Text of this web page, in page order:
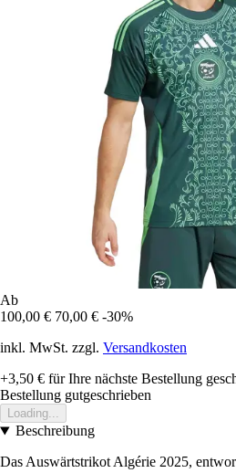
Ab
100,00 € 70,00 € -30%
inkl. MwSt. zzgl. Versandkosten
+3,50 € für Ihre nächste Bestellung
Bestellung gutgeschrieben
Loading...
Beschreibung
Das Auswärtstrikot Algérie 2025,